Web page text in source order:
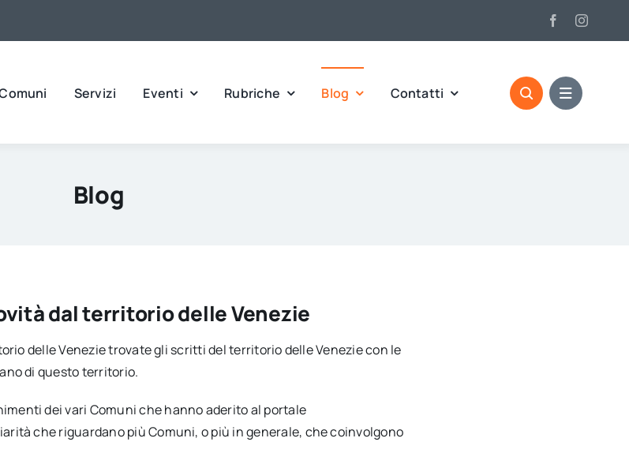
Servizi Eventi Rubriche Blog Contatti
Blog
dal territorio delle Venezie
delle Venezie trovate gli scritti del territorio delle Venezie con le
di questo territorio.
dei vari Comuni che hanno aderito al portale
che riguardano più Comuni, o più in generale, che coinvolgono